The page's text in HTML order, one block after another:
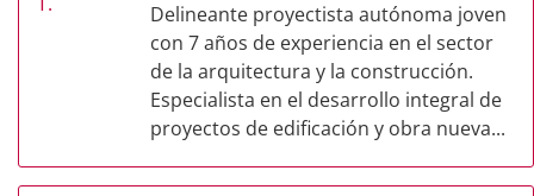
Delineante proyectista autónoma joven
con 7 años de experiencia en el sector
de la arquitectura y la construcción.
Especialista en el desarrollo integral de
proyectos de edificación y obra nueva...